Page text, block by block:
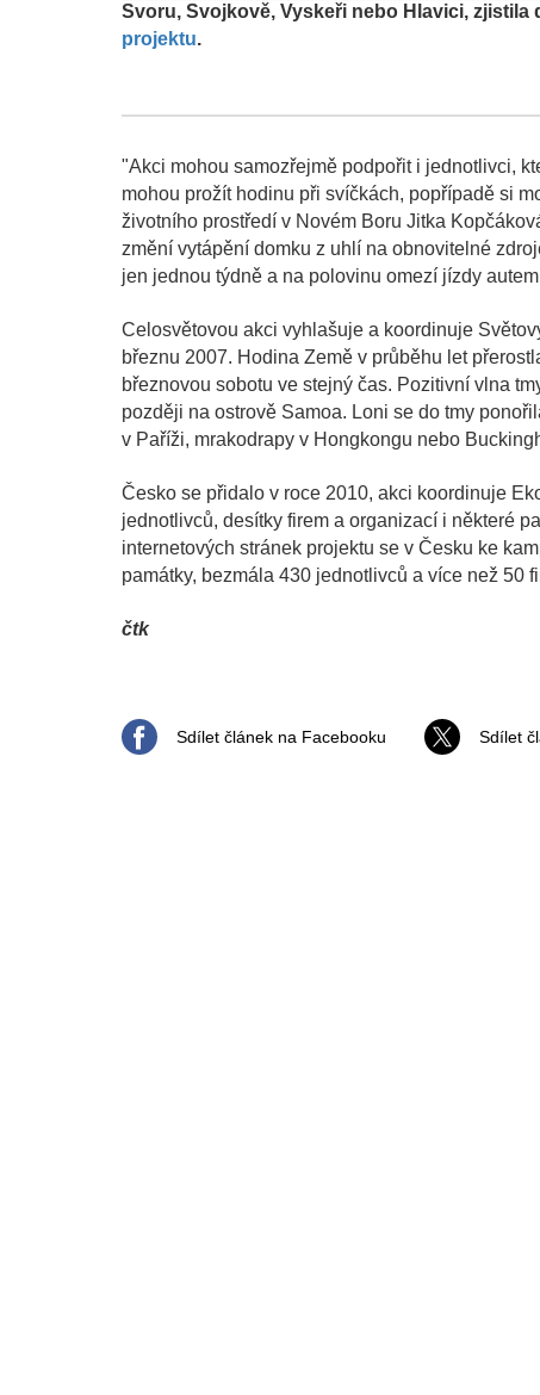
Svoru, Svojkově, Vyskeři nebo Hlavici, zjistila
projektu.
"Akci mohou samozřejmě podpořit i jednotlivci,
mohou prožít hodinu při svíčkách, popřípadě si
životního prostředí v Novém Boru Jitka
změní vytápění domku z uhlí na obnovitelné
jen jednou týdně a na polovinu omezí jízdy
Celosvětovou akci vyhlašuje a koordinuje
březnu 2007. Hodina Země v průběhu let
březnovou sobotu ve stejný čas. Pozitivní vlna
později na ostrově Samoa. Loni se do tmy
v Paříži, mrakodrapy v Hongkongu nebo
Česko se přidalo v roce 2010, akci koordinuje
jednotlivců, desítky firem a organizací i některé
internetových stránek projektu se v Česku ke
památky, bezmála 430 jednotlivců a více než 50
čtk
Sdílet článek na Facebooku Sdílet